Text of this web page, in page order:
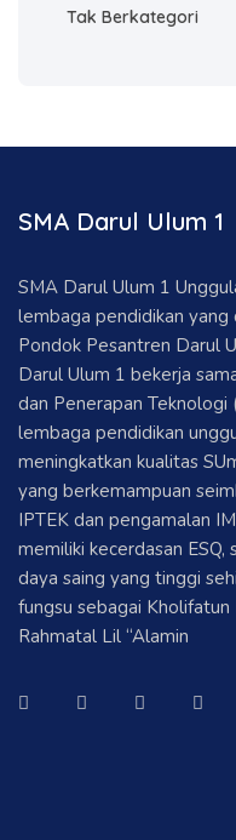
Tak Berkategori
SMA Darul Ulum 1
SMA Darul Ulum 1
lembaga pendidikan yang
Pondok Pesantren Darul
Darul Ulum 1 bekerja
dan Penerapan Teknologi
lembaga pendidikan
meningkatkan kualitas
yang berkemampuan
IPTEK dan pengamalan
memiliki kecerdasan
daya saing yang tinggi
fungsu sebagai
Rahmatal Lil “Alamin